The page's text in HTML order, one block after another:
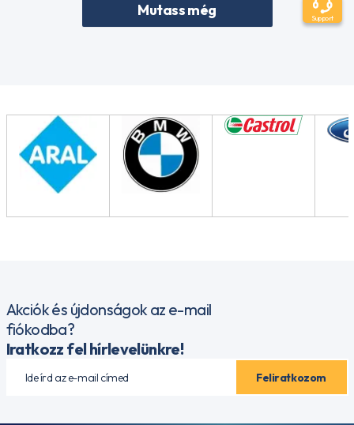
Mutass még
Akciók és újdonságok az e-mail
fiókodba?
Iratkozz fel hírlevelünkre!
Support